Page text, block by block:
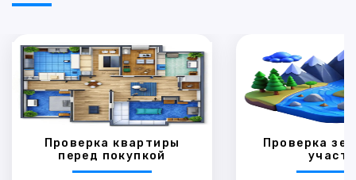
Проверка квартиры
перед покупкой
Проверка